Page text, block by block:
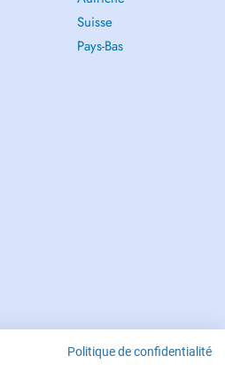
Suisse
Pays-Bas
Politique de confidentialité